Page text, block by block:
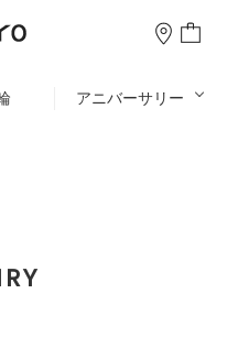
アニバーサリー